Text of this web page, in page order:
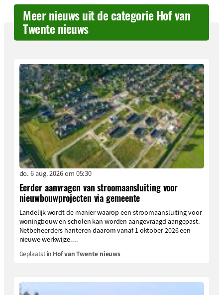
Meer nieuws uit de categorie Hof van
Twente nieuws
do. 6 aug. 2026 om 05:30
Eerder aanvragen van stroomaansluiting voor
nieuwbouwprojecten via gemeente
Landelijk wordt de manier waarop een stroomaansluiting voor
woningbouw en scholen kan worden aangevraagd aangepast.
Netbeheerders hanteren daarom vanaf 1 oktober 2026 een
nieuwe werkwijze....
Geplaatst in Hof van Twente nieuws